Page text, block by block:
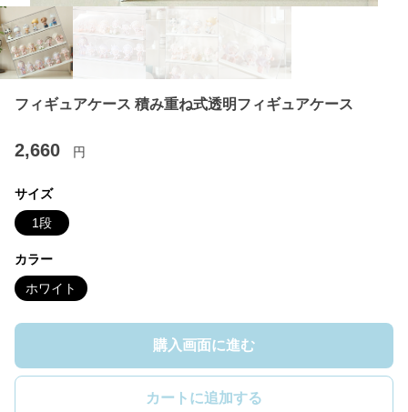
フィギュアケース 積み重ね式透明フィギュアケース
2,660 円
サイズ
1段
カラー
ホワイト
購入画面に進む
カートに追加する